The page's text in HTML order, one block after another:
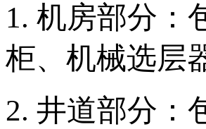
1. 机房部分：
柜、机械选层
2. 井道部分：